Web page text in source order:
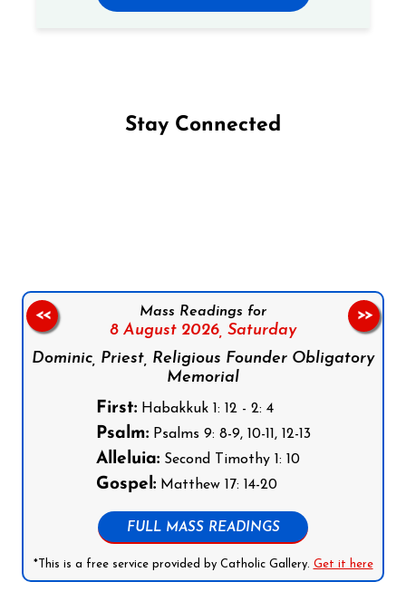
Stay Connected
Mass Readings for
8 August 2026, Saturday
Dominic, Priest, Religious Founder Obligatory
Memorial
First:Habakkuk 1: 12 - 2: 4
Psalm:Psalms 9: 8-9, 10-11, 12-13
Alleluia:Second Timothy 1: 10
Gospel:Matthew 17: 14-20
FULL MASS READINGS
*This is a free service provided by Catholic Gallery. Get it here
<< >>